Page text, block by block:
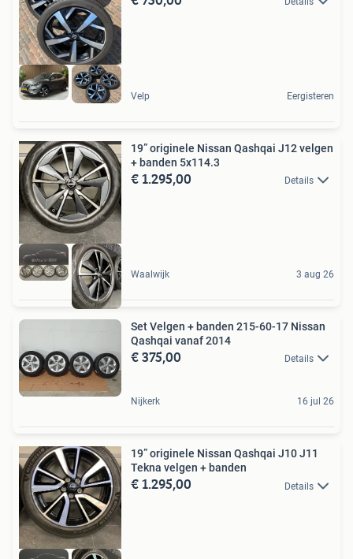
Velp Eergisteren
19” originele Nissan Qashqai J12 velgen
+ banden 5x114.3
€ 1.295,00 Details
Waalwijk 3 aug 26
Set Velgen + banden 215-60-17 Nissan
Qashqai vanaf 2014
€ 375,00 Details
Nijkerk 16 jul 26
19” originele Nissan Qashqai J10 J11
Tekna velgen + banden
€ 1.295,00 Details